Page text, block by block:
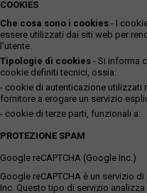
COOKIES
Che cosa sono i cookies - I
essere utilizzati dai siti web per
l'utente.
Tipologie di cookies - Si informa
cookie definiti tecnici, ossia:
- cookie di autenticazione utilizzati
fornitore a erogare un servizio
- cookie di terze parti, funzionali a:
PROTEZIONE SPAM
Google reCAPTCHA (Google Inc.)
Google reCAPTCHA è un servizio
Inc. Questo tipo di servizio